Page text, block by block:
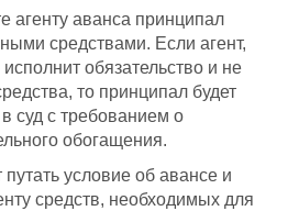
агенту аванса принципал
средствами. Если агент,
обязательство и не
то принципал будет
суд с требованием о
обогащения.
условие об авансе и
средств, необходимых для